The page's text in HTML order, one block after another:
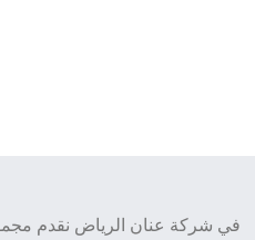
في شركة عنان الرياض نقدم